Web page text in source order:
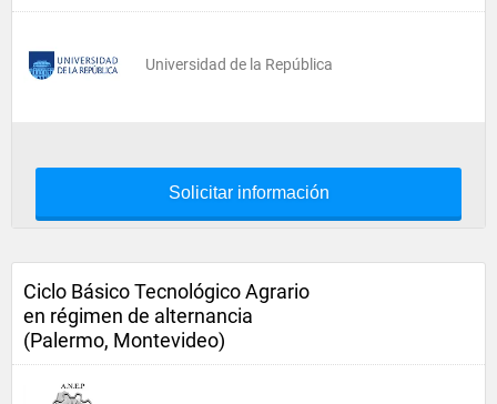
Universidad de la República
Solicitar información
Ciclo Básico Tecnológico Agrario
en régimen de alternancia
(Palermo, Montevideo)